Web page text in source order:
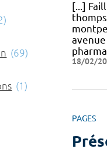
[...]
18/02/
PAGES
(69)
(1)